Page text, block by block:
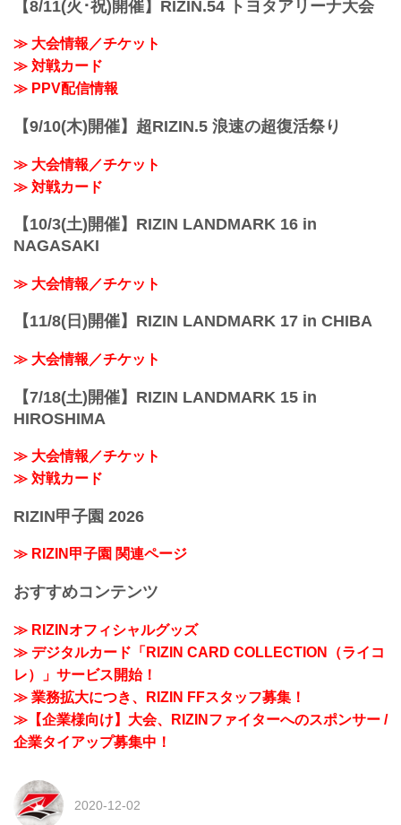
【8/11(火･祝)開催】RIZIN.54 トヨタアリーナ大会
≫ 大会情報／チケット
≫ 対戦カード
≫ PPV配信情報
【9/10(木)開催】超RIZIN.5 浪速の超復活祭り
≫ 大会情報／チケット
≫ 対戦カード
【10/3(土)開催】RIZIN LANDMARK 16 in
NAGASAKI
≫ 大会情報／チケット
【11/8(日)開催】RIZIN LANDMARK 17 in CHIBA
≫ 大会情報／チケット
【7/18(土)開催】RIZIN LANDMARK 15 in
HIROSHIMA
≫ 大会情報／チケット
≫ 対戦カード
RIZIN甲子園 2026
≫ RIZIN甲子園 関連ページ
おすすめコンテンツ
≫ RIZINオフィシャルグッズ
≫ デジタルカード「RIZIN CARD COLLECTION（ライコ
レ）」サービス開始！
≫ 業務拡大につき、RIZIN FFスタッフ募集！
≫【企業様向け】大会、RIZINファイターへのスポンサー /
企業タイアップ募集中！
2020-12-02